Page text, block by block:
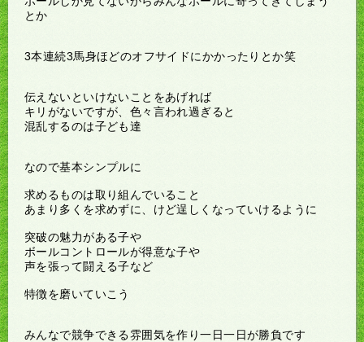
とか
3本連続3馬身ほどのオフサイドにかかったりとか笑
伝えないといけないことをあげれば
キリがないですが、色々言われ過ぎると
混乱するのは子ども達
なので基本シンプルに
求めるものは取り組んでいること
あまり多くを求めずに、けど逞しくなっていけるように
突破の魅力がある子や
ボールコントロールが得意な子や
声を張って闘える子など
特徴を磨いていこう
みんなで競争できる雰囲気を作り一日一日が勝負です